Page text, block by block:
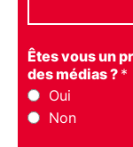
Êtes vous un
des médias ? *
Oui
Non